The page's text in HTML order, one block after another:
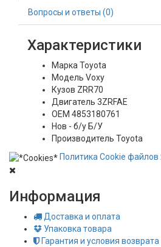
Вопросы и ответы (0)
Характеристики
МаркаToyota
Модель Voxy
Кузов ZRR70
Двигатель 3ZRFAE
OEM 4853180761
Нов - б/у Б/У
Производитель Toyota
ПолитикаСookie файлов
Информация
Доставка и оплата
Упаковка товара
Гарантия и условия возврата